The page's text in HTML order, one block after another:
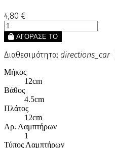
4,80 €
ΑΓΟΡΑΣΕ ΤΟ
Διαθεσιμότητα: directions_car
Μήκος
12cm
Βάθος
4.5cm
Πλάτος
12cm
Αρ. Λαμπτήρων
1
Τύπος Λαμπτήρων